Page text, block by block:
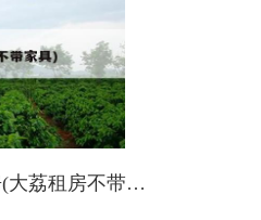
大荔租房(大荔租房不带家具)